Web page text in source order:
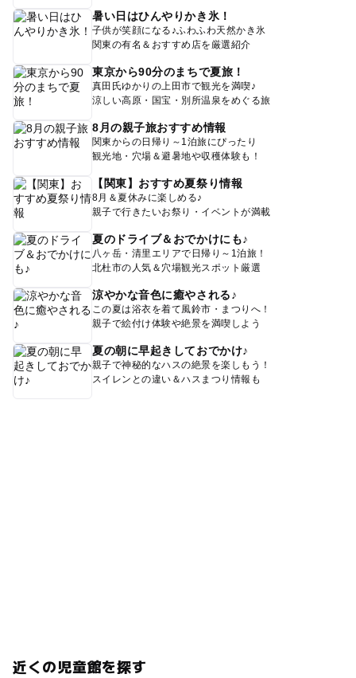
暑い日はひんやりかき氷！
子供が笑顔になる♪ふわふわ天然かき氷
関東の有名＆おすすめ店を厳選紹介
東京から90分のまちで夏旅！
真田氏ゆかりの上田市で観光を満喫♪
涼しい高原・国宝・別所温泉をめぐる旅
8月の親子旅おすすめ情報
関東からの日帰り～1泊旅にぴったり
観光地・穴場＆避暑地や収穫体験も！
【関東】おすすめ夏祭り情報
8月＆夏休みに楽しめる♪
親子で行きたいお祭り・イベントが満載
夏のドライブ＆おでかけにも♪
八ヶ岳・清里エリアで日帰り～1泊旅！
北杜市の人気＆穴場観光スポット厳選
涼やかな音色に癒やされる♪
この夏は浴衣を着て風鈴市・まつりへ！
親子で絵付け体験や絶景を満喫しよう
夏の朝に早起きしておでかけ♪
親子で神秘的なハスの絶景を楽しもう！
スイレンとの違い＆ハスまつり情報も
近くの児童館を探す